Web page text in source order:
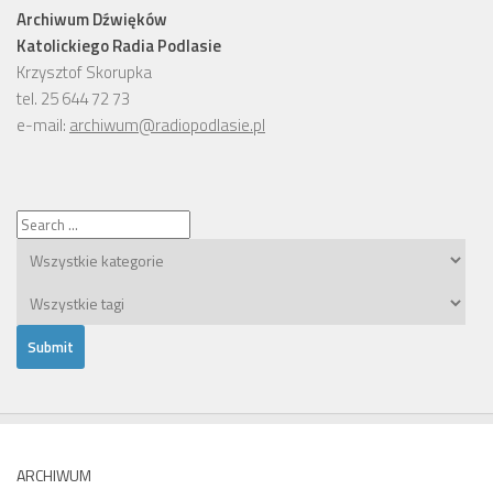
Archiwum Dźwięków
Katolickiego Radia Podlasie
Krzysztof Skorupka
tel. 25 644 72 73
e-mail: archiwum@radiopodlasie.pl
ARCHIWUM